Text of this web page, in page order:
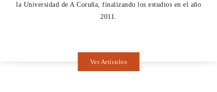
la Universidad de A Coruña, finalizando los estudios en el año
2011.
Ver Artículos